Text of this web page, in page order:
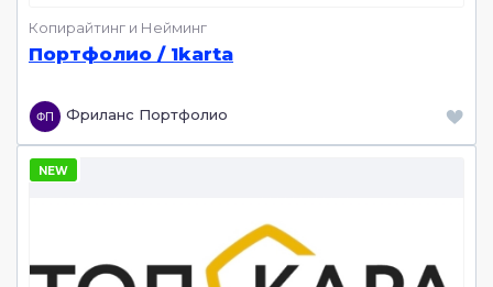
Копирайтинг и Нейминг
Портфолио / 1karta
Фриланс Портфолио